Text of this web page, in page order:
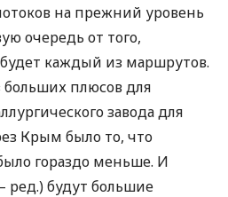
на прежний уровень
очередь от того,
каждый из маршрутов.
плюсов для
завода для
Крым было то, что
гораздо меньше. И
ред.) будут большие